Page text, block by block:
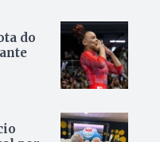
do